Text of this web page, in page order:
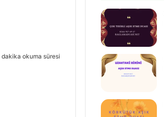
dakika okuma süresi